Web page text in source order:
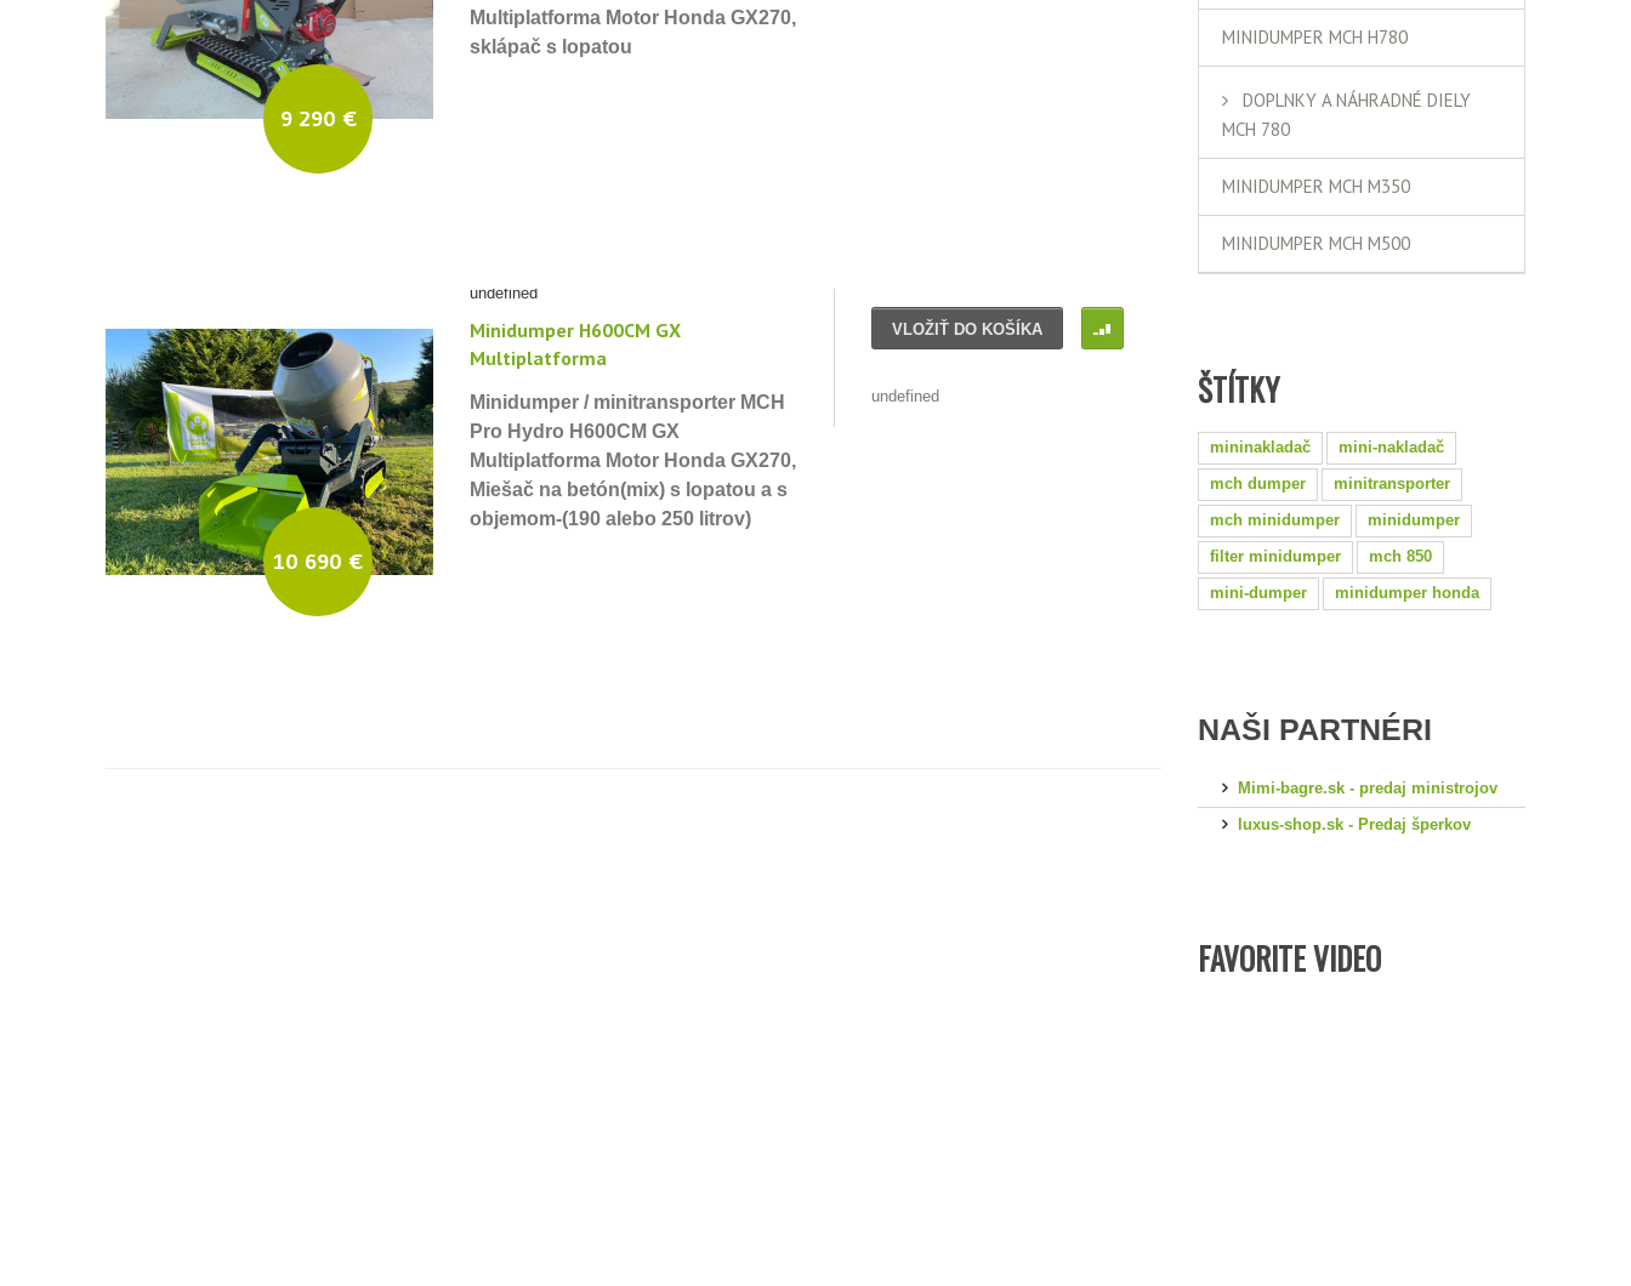
9 290 €
Multiplatforma Motor Honda GX270,
sklápač s lopatou
10 690 €
undefined
Minidumper H600CM GX
Multiplatforma
Minidumper / minitransporter MCH
Pro Hydro H600CM GX
Multiplatforma Motor Honda GX270,
Miešač na betón(mix) s lopatou a s
objemom-(190 alebo 250 litrov)
VLOŽIŤ DO KOŠÍKA I
undefined
MINIDUMPER MCH H780
DOPLNKY A NÁHRADNÉ DIELY
MCH 780
MINIDUMPER MCH M350
MINIDUMPER MCH M500
ŠTÍTKY
mininakladač
mini-nakladač
mch dumper
minitransporter
mch minidumper
minidumper
filter minidumper
mch 850
mini-dumper
minidumper honda
NAŠI PARTNÉRI
Mimi-bagre.sk - predaj ministrojov
luxus-shop.sk - Predaj šperkov
FAVORITE VIDEO